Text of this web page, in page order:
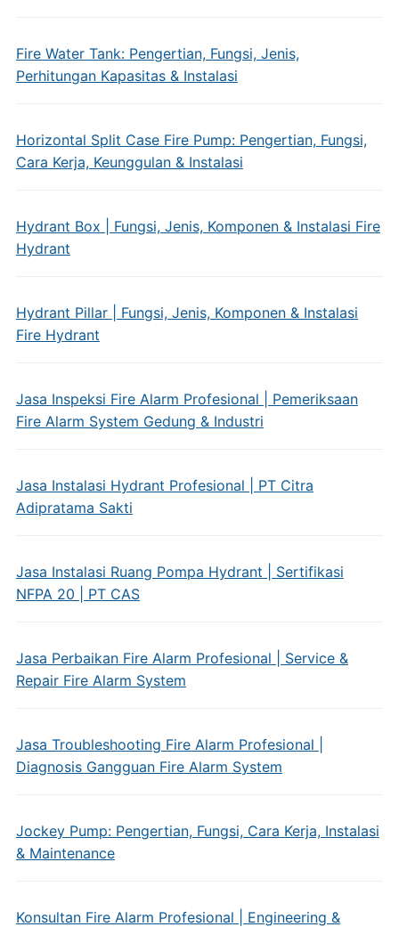
Fire Water Tank: Pengertian, Fungsi, Jenis,
Perhitungan Kapasitas & Instalasi
Horizontal Split Case Fire Pump: Pengertian, Fungsi,
Cara Kerja, Keunggulan & Instalasi
Hydrant Box | Fungsi, Jenis, Komponen & Instalasi Fire
Hydrant
Hydrant Pillar | Fungsi, Jenis, Komponen & Instalasi
Fire Hydrant
Jasa Inspeksi Fire Alarm Profesional | Pemeriksaan
Fire Alarm System Gedung & Industri
Jasa Instalasi Hydrant Profesional | PT Citra
Adipratama Sakti
Jasa Instalasi Ruang Pompa Hydrant | Sertifikasi
NFPA 20 | PT CAS
Jasa Perbaikan Fire Alarm Profesional | Service &
Repair Fire Alarm System
Jasa Troubleshooting Fire Alarm Profesional |
Diagnosis Gangguan Fire Alarm System
Jockey Pump: Pengertian, Fungsi, Cara Kerja, Instalasi
& Maintenance
Konsultan Fire Alarm Profesional | Engineering &